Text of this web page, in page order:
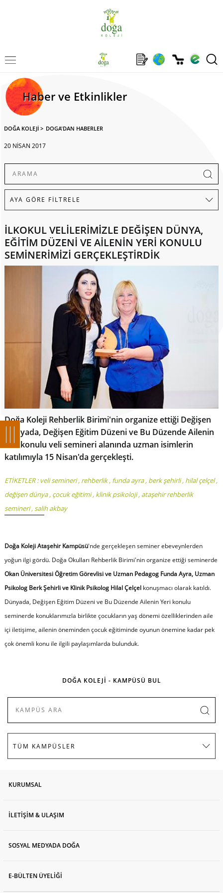
Haber ve Etkinlikler
DOĞA KOLEJİ > DOGA'DAN HABERLER
20 NİSAN 2017
İLKOKUL VELİLERİMİZLE DEĞİŞEN DÜNYA,
EĞİTİM DÜZENİ VE AİLENİN YERİ KONULU
SEMİNERİMİZİ GERÇEKLEŞTİRDİK
Doğa Koleji Rehberlik Birimi'nin organize ettiği Değişen
Dünyada, Değişen Eğitim Düzeni ve Bu Düzende Ailenin
Yeri konulu veli semineri alanında uzman isimlerin
katılımıyla 15 Nisan'da gerçekleşti.
ETİKETLER :veli semineri, rehberlik, funda ayra, berk şehirli, hilal çelçel,
değişen dünya, çocuk eğitimi, klinik psikoloji, ataşehir rehberlik
semineri, salih akbay
Doğa Koleji Ataşehir Kampüsü'nde gerçekleşen seminer ebeveynlerden
yoğun ilgi gördü. Doğa Okulları Rehberlik Birimi'nin organize ettiği seminerde
Okan Üniversitesi Öğretim Görevlisi ve Uzman Pedagog Funda Ayra, Uzman
Psikolog Berk Şehirli ve Klinik Psikolog Hilal Çelçel konuşmacı olarak katıldı.
Dünyada, Değişen Eğitim Düzeni ve Bu Düzende Ailenin Yeri konulu
seminerde konuklarımızla birlikte çocukların yaş dönemi özelliklerinden aile
içi iletişime, ailenin öneminden çocuk eğitiminde oyunun önemine kadar pek
çok önemli konu ile ilgili paylaşımlarda bulunduk.
DOĞA KOLEJİ - KAMPÜSÜ BUL
KURUMSAL
İLETİŞİM & ULAŞIM
SOSYAL MEDYADA DOĞA
E-BÜLTEN ÜYELİĞİ